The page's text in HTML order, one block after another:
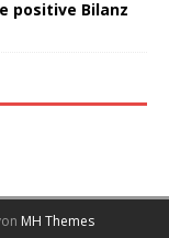
positive Bilanz
MH Themes